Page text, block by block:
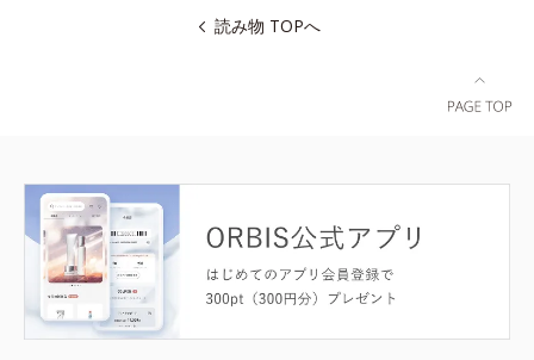
読み物 TOPへ